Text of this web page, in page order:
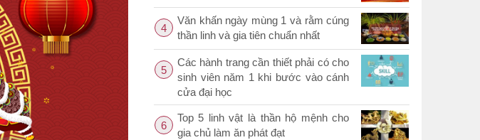
4
Văn khấn ngày mùng 1 và rằm cúng
thần linh và gia tiên chuẩn nhất
5
Các hành trang cần thiết phải có cho
sinh viên năm 1 khi bước vào cánh
cửa đại học
6
Top 5 linh vật là thần hộ mệnh cho
gia chủ làm ăn phát đạt